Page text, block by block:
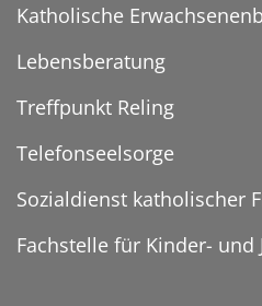
Katholische
Lebensberatung
Treffpunkt Reling
Telefonseelsorge
Sozialdienst katholischer
Fachstelle für Kinder- und